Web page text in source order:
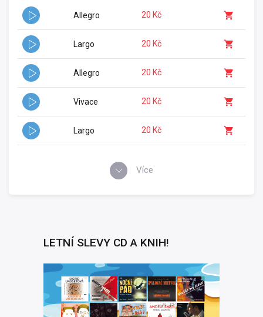
Allegro 20 Kč
Largo 20 Kč
Allegro 20 Kč
Vivace 20 Kč
Largo 20 Kč
Více
LETNÍ SLEVY CD A KNIH!